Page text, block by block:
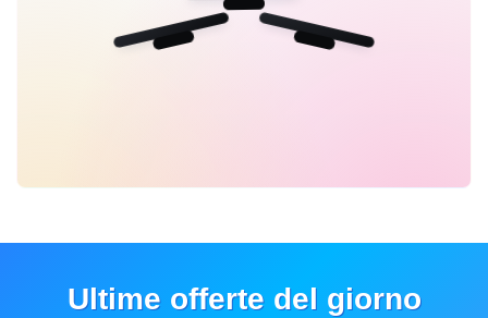
Ultime offerte del giorno